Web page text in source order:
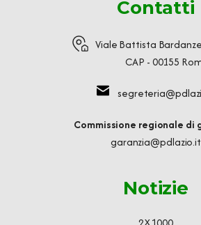
Contatti
Viale Battista
CAP - 00155
Commissione regionale di
garanzia@pdlazio.it
Notizie